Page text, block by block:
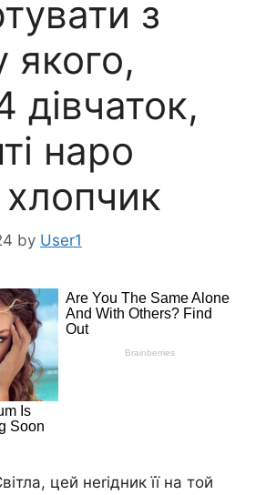
з
якого,
дівчаток,
наро
by User1
цей неrідник її на той